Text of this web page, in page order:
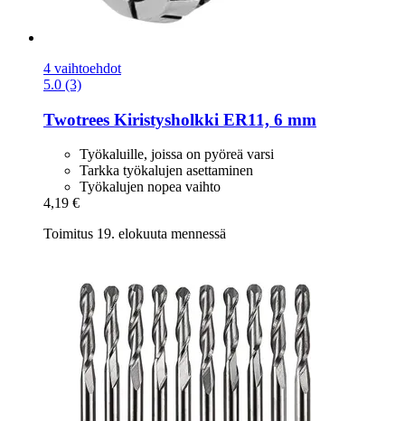
4 vaihtoehdot
5.0 (3)
Twotrees Kiristysholkki ER11, 6 mm
Työkaluille, joissa on pyöreä varsi
Tarkka työkalujen asettaminen
Työkalujen nopea vaihto
4,19 €
Toimitus 19. elokuuta mennessä